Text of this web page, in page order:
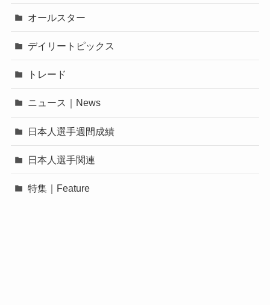
オールスター
デイリートピックス
トレード
ニュース｜News
日本人選手週間成績
日本人選手関連
特集｜Feature